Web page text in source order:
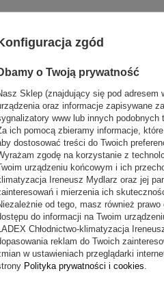
produkty do oferty. Może się
ekspertów. Jeżeli nie bedziemy w
lub
zgód
o Twoją prywatność
Sklep (znajdujący się pod adresem
oraz informacje zapisywane
www lub innych podobnych
ich pomocą zbieramy informacje,
dostosować treści do Twoich
zgodę na korzystanie z
urządzeniu końcowym i ich
Ireneusz Mydlarz oraz jej
i mierzenia ich
od tego, masz również
do informacji na Twoim
Chłodnictwo-klimatyzacja
reklam do Twoich
w ustawieniach przeglądarki
Polityka prywatności i cookies